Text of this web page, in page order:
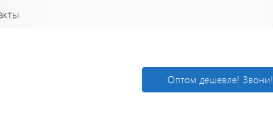
Оптом дешевле! Звони!